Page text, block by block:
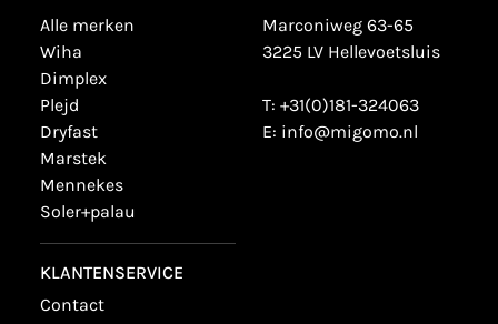
alle merken
wiha
dimplex
plejd
dryfast
marstek
mennekes
soler+palau
KLANTENSERVICE
contact
Marconiweg 63-65
3225 LV Hellevoetsluis
T: +31(0)181-324063
E: info@migomo.nl